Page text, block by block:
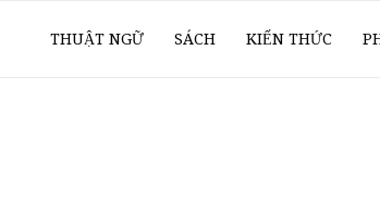
THUẬT NGỮ SÁCH KIẾN THỨC